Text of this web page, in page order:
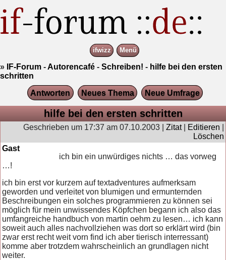
ifwizz Menü
» IF-Forum -Autorencafé - Schreiben! - hilfe bei den ersten
schritten
Antworten
Neues Thema Neue Umfrage
hilfe bei den ersten schritten
Geschrieben um 17:37 am 07.10.2003 | Zitat| Editieren
Löschen
Gast
ich bin ein unwürdiges nichts … das vorweg
…!
ich bin erst vor kurzem auf textadventures aufmerksam
geworden und verleitet von blumigen und ermunternden
Beschreibungen ein solches programmieren zu können sei
möglich für mein unwissendes Köpfchen begann ich also das
umfangreiche handbuch von martin oehm zu lesen… ich kann
soweit auch alles nachvollziehen was dort so erklärt wird (bin
zwar erst recht weit vorn find ich aber tierisch interressant)
komme aber trotzdem wahrscheinlich an grundlagen nicht
weiter.